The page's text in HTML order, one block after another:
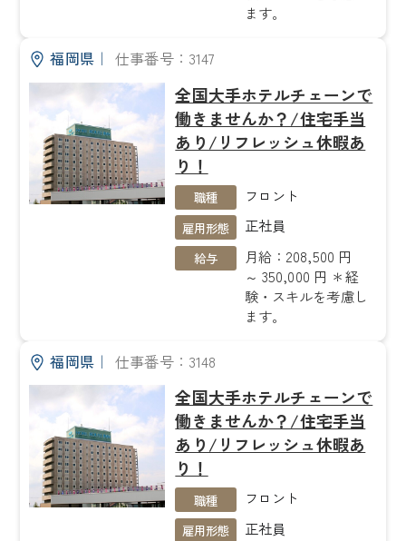
ます。
福岡県｜ 仕事番号：3147
全国大手ホテルチェーンで
働きませんか？/住宅手当
あり/リフレッシュ休暇あ
り！
職種 フロント
雇用形態 正社員
給与
月給：208,500 円
～ 350,000 円 ＊経
験・スキルを考慮し
ます。
福岡県｜ 仕事番号：3148
全国大手ホテルチェーンで
働きませんか？/住宅手当
あり/リフレッシュ休暇あ
り！
職種 フロント
雇用形態 正社員